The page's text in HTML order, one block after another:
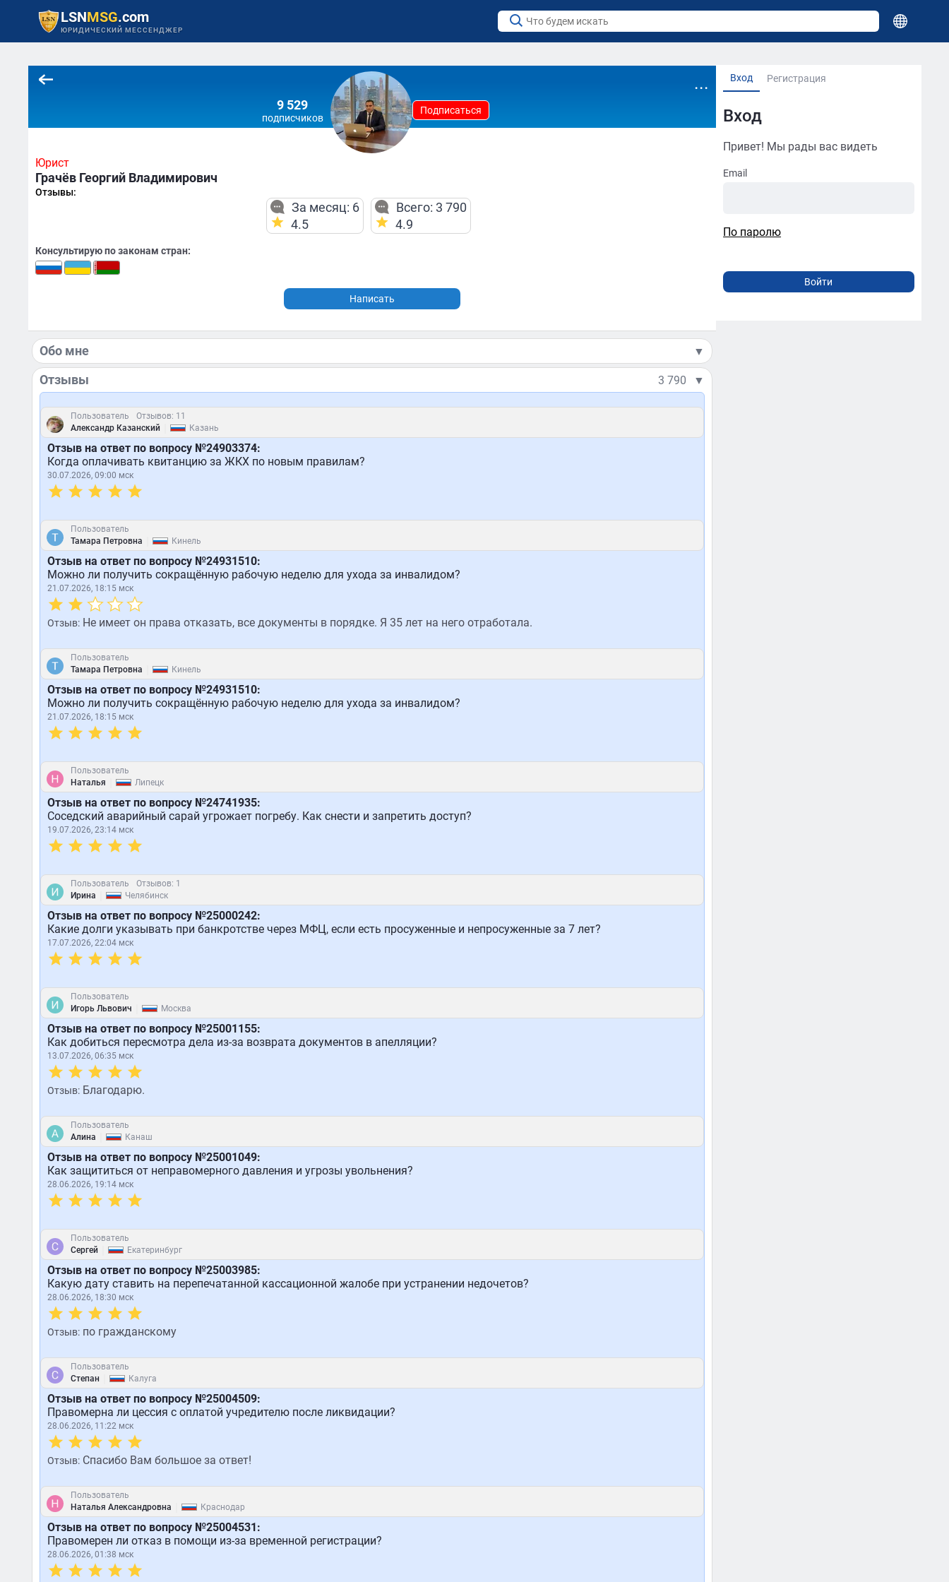
LSNMSG.com
ЮРИДИЧЕСКИЙ МЕССЕНДЖЕР
Вход Регистрация
Вход
Привет! Мы рады вас видеть
Email
По паролю
9 529
подписчиков
Подписаться
...
Юрист
Грачёв Георгий Владимирович
Отзывы:
За месяц: 6
4.5
Всего: 3 790
4.9
Консультирую по законам стран:
Написать
Обо мне ▼
Отзывы 3 790 ▼
Пользователь
Отзывов: 11
Александр Казанский
Казань
Отзыв на ответ по вопросу №24903374:
Когда оплачивать квитанцию за ЖКХ по новым правилам?
30.07.2026, 09:00 мск
Пользователь
Тамара Петровна
Кинель
Отзыв на ответ по вопросу №24931510:
Можно ли получить сокращённую рабочую неделю для ухода за инвалидом?
21.07.2026, 18:15 мск
Отзыв:Не имеет он права отказать, все документы в порядке. Я 35 лет на него отработала.
Пользователь
Тамара Петровна
Кинель
Отзыв на ответ по вопросу №24931510:
Можно ли получить сокращённую рабочую неделю для ухода за инвалидом?
21.07.2026, 18:15 мск
Пользователь
Наталья
Липецк
Отзыв на ответ по вопросу №24741935:
Соседский аварийный сарай угрожает погребу. Как снести и запретить доступ?
19.07.2026, 23:14 мск
Пользователь
Отзывов: 1
Ирина
Челябинск
Отзыв на ответ по вопросу №25000242:
Какие долги указывать при банкротстве через МФЦ, если есть просуженные и непросуженные за 7 лет?
17.07.2026, 22:04 мск
Пользователь
Игорь Львович
Москва
Отзыв на ответ по вопросу №25001155:
Как добиться пересмотра дела из-за возврата документов в апелляции?
13.07.2026, 06:35 мск
Отзыв:Благодарю.
Пользователь
Алина
Канаш
Отзыв на ответ по вопросу №25001049:
Как защититься от неправомерного давления и угрозы увольнения?
28.06.2026, 19:14 мск
Пользователь
Сергей
Екатеринбург
Отзыв на ответ по вопросу №25003985:
Какую дату ставить на перепечатанной кассационной жалобе при устранении недочетов?
28.06.2026, 18:30 мск
Отзыв:по гражданскому
Пользователь
Степан
Калуга
Отзыв на ответ по вопросу №25004509:
Правомерна ли цессия с оплатой учредителю после ликвидации?
28.06.2026, 11:22 мск
Отзыв:Спасибо Вам большое за ответ!
Пользователь
Наталья Александровна
Краснодар
Отзыв на ответ по вопросу №25004531:
Правомерен ли отказ в помощи из-за временной регистрации?
28.06.2026, 01:38 мск